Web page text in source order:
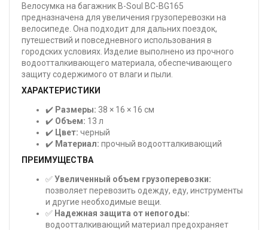
Велосумка на багажник B-Soul BC-BG165
предназначена для увеличения грузоперевозки на
велосипеде. Она подходит для дальних поездок,
путешествий и повседневного использования в
городских условиях. Изделие выполнено из прочного
водоотталкивающего материала, обеспечивающего
защиту содержимого от влаги и пыли.
ХАРАКТЕРИСТИКИ
✔️ Размеры: 38 × 16 × 16 см
✔️ Объем: 13 л
✔️ Цвет: черный
✔️ Материал: прочный водоотталкивающий
ПРЕИМУЩЕСТВА
✅Увеличенный объем грузоперевозки:
позволяет перевозить одежду, еду, инструменты
и другие необходимые вещи.
✅ Надежная защита от непогоды:
водоотталкивающий материал предохраняет